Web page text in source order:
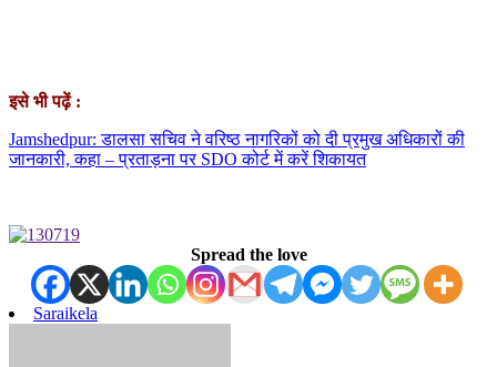
इसे भी पढ़ें :
Jamshedpur: डालसा सचिव ने वरिष्ठ नागरिकों को दी प्रमुख अधिकारों की
जानकारी, कहा – प्रताड़ना पर SDO कोर्ट में करें शिकायत
Spread the love
Saraikela